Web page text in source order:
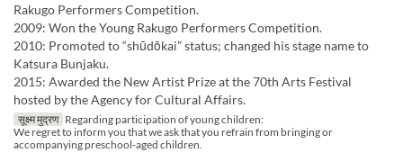
Rakugo Performers Competition.
2009: Won the Young Rakugo Performers Competition.
2010: Promoted to “shūdōkai” status; changed his stage name to
Katsura Bunjaku.
2015: Awarded the New Artist Prize at the 70th Arts Festival
hosted by the Agency for Cultural Affairs.
सूक्ष्म मुद्रण Regarding participation of young children:
We regret to inform you that we ask that you refrain from bringing or
accompanying preschool-aged children.